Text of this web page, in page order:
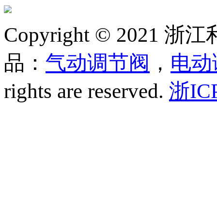
Copyright © 2021 浙
品： 气动调节阀 ， 电
rights are reserved. 浙